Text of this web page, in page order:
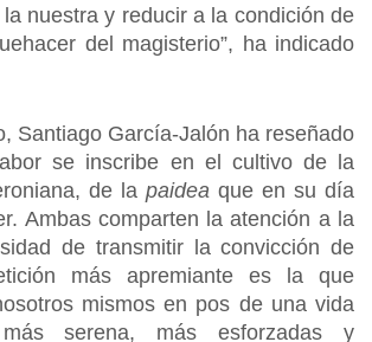
nuestra y reducir a la condición de
del magisterio”, ha indicado
Santiago García-Jalón ha reseñado
se inscribe en el cultivo de la
de la paidea que en su día
Ambas comparten la atención a la
de transmitir la convicción de
más apremiante es la que
mismos en pos de una vida
serena, más esforzadas y